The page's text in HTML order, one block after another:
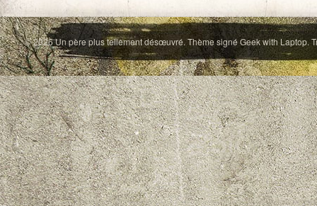
© 2026Un père plus tellement désœuvré. Thème signéGeek with Laptop.